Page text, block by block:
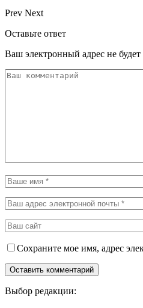
Prev Next
Оставьте ответ
Ваш электронный адрес не
Сохраните мое имя, адрес
Выбор редакции: